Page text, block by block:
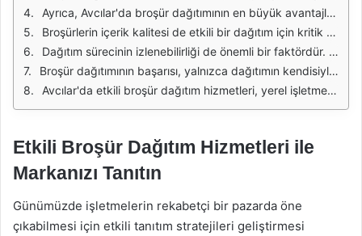
Ayrıca, Avcılar'da broşür dağıtımının en büyük avantajlarından biri, düşük maliyetli bir pazarlama aracı olmasıdır. Geleneksel reklam yöntemlerine göre daha ekonomik olan bu yöntem, özellikle küçük ve orta ölçekli işletmeler için büyük fırsatlar sunar. Doğru bir bütçeyle, hedef kitleye ulaşmak için etkili bir kampanya yürütmek mümkündür.
Broşürlerin içerik kalitesi de etkili bir dağıtım için kritik öneme sahiptir. İyi yazılmış ve tasarlanmış broşürler, okuyucunun dikkatini çekebilir ve onları harekete geçirebilir. Avcılar'da broşür dağıtım hizmeti sunan firmalar, bu konuda uzmanlaşmış ekiplerle çalışarak, broşürlerin içerik ve tasarım aşamalarında da destek sunmaktadır.
Dağıtım sürecinin izlenebilirliği de önemli bir faktördür. Avcılar'da etkili broşür dağıtım hizmetleri sunan firmalar, dağıtımın nerede, ne zaman yapıldığını ve hangi sonuçların alındığını takip edebilir. Bu, işletmelere kampanyalarının etkinliği hakkında bilgi vererek, gelecekteki pazarlama stratejilerini geliştirmelerine olanak tanır.
Broşür dağıtımının başarısı, yalnızca dağıtımın kendisiyle sınırlı değildir. Aynı zamanda, dağıtım öncesinde ve sonrasında yapılan analizler de bu sürecin önemli bir parçasıdır. Avcılar'daki hizmet sağlayıcılar, dağıtım sonrası takip ve geri bildirim mekanizmaları oluşturarak, müşterilerin ihtiyaçlarını daha iyi anlamaya çalışır.
Avcılar'da etkili broşür dağıtım hizmetleri, yerel işletmelerin büyümesi ve hedef kitlelerine ulaşması için önemli bir stratejidir. Doğru planlama, içerik kalitesi ve izlenebilirlik ile bu hizmet, işletmelerin pazarlama çabalarına büyük katkı sağlar.
Etkili Broşür Dağıtım Hizmetleri ile
Markanızı Tanıtın
Günümüzde işletmelerin rekabetçi bir pazarda öne
çıkabilmesi için etkili tanıtım stratejileri geliştirmesi